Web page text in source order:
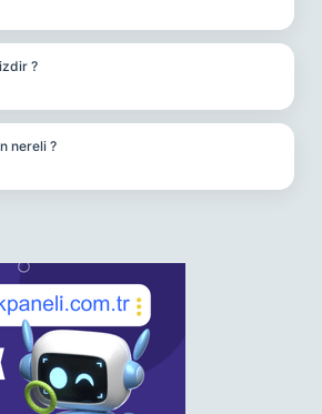
?
nereli ?